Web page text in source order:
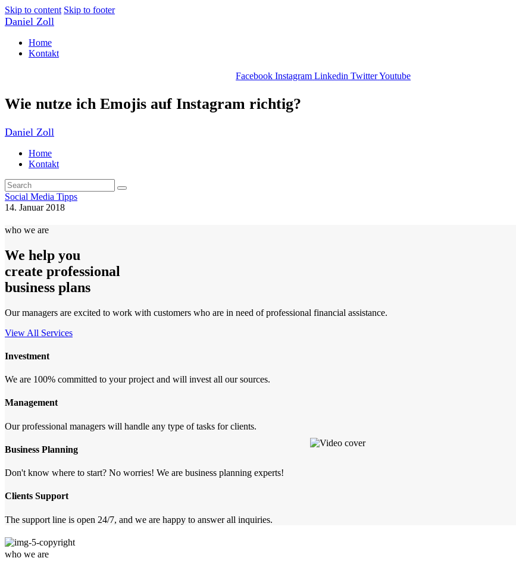
Skip to content Skip to footer
Daniel Zoll
Home
Kontakt
Facebook Instagram Linkedin TwitterYoutube
Wie nutze ich Emojis auf Instagram richtig?
Daniel Zoll
Home
Kontakt
Social Media Tipps
14. Januar 2018
who we are
We help you
create professional
business plans
Our managers are excited to work with customers who are in need of professional financial assistance.
View All Services
Investment
We are 100% committed to your project and will invest all our sources.
Management
Our professional managers will handle any type of tasks for clients.
Business Planning
Don't know where to start? No worries! We are business planning experts!
Clients Support
The support line is open 24/7, and we are happy to answer all inquiries.
who we are